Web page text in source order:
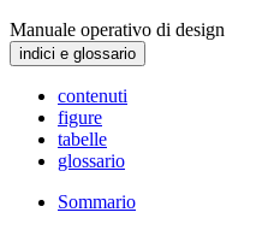
Manuale operativo di design
indici e glossario
contenuti
figure
tabelle
glossario
Sommario